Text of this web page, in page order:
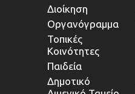
Διοίκηση
Οργανόγραμμα
Τοπικές
Κοινότητες
Παιδεία
Δημοτικό